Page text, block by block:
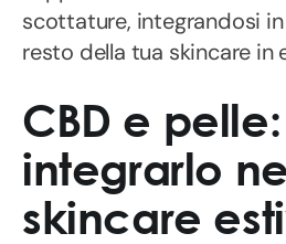
scottature, integrandosi
resto della tua skincare in
CBD e
integrarlo
skincare